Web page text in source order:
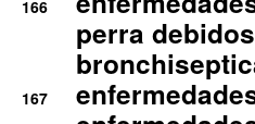
166
perra
167